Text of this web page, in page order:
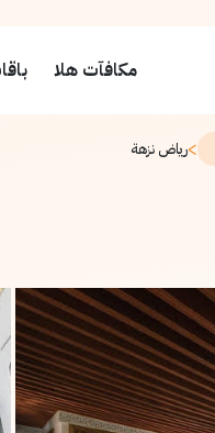
مكافآت هلا
>رياض نزهة